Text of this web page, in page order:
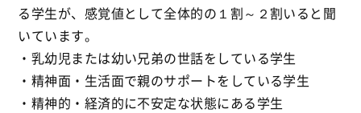
る学生が、感覚値として全体的の１割～２割いると聞
いています。
・乳幼児または幼い兄弟の世話をしている学生
・精神面・生活面で親のサポートをしている学生
・精神的・経済的に不安定な状態にある学生